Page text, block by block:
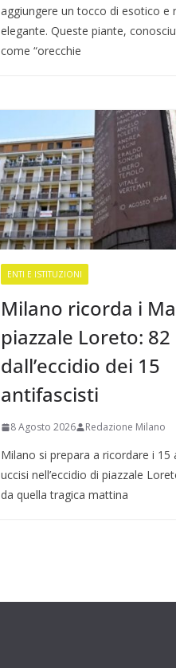
aggiungere un tocco di esotico e
elegante. Queste piante,
come “orecchie
ENTI E ISTITUZIONI
Milano ricorda i
piazzale Loreto:
dall’eccidio dei 15
antifascisti
8 Agosto 2026 Redazione Milano
Milano si prepara a ricordare i 15
uccisi nell’eccidio di piazzale
da quella tragica mattina